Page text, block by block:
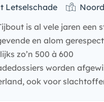
Letselschade
is al vele jaren een
en alom
zo’n 500 à 600
worden
ook voor